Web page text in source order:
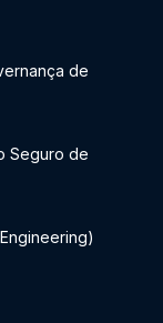
de
Seguro de